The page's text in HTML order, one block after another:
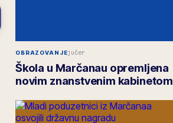
OBRAZOVANJEjučer
Škola u Marčanau opremljena
novim znanstvenim kabinetom